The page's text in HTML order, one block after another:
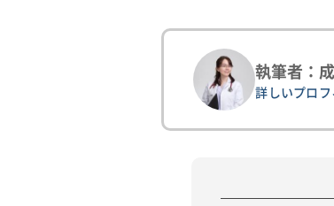
執筆者：
詳しいプロ